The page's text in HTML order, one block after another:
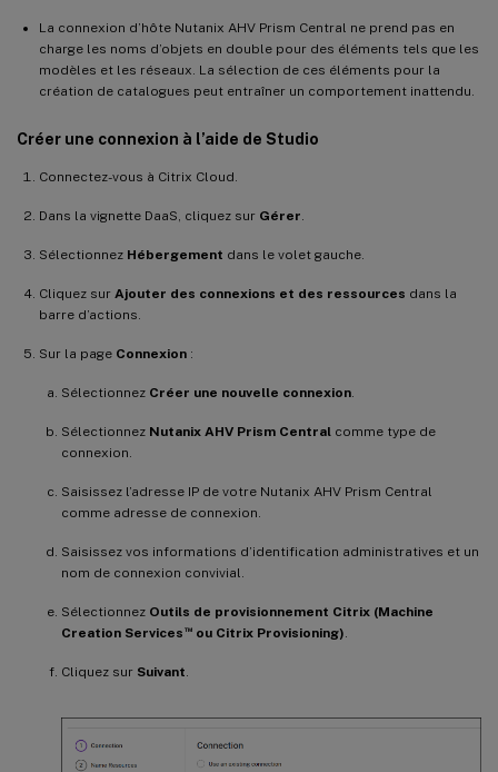
La connexion d’hôte Nutanix AHV Prism Central ne prend pas en
charge les noms d’objets en double pour des éléments tels que les
modèles et les réseaux. La sélection de ces éléments pour la
création de catalogues peut entraîner un comportement inattendu.
Créer une connexion à l’aide de Studio
Connectez-vous à Citrix Cloud.
Dans la vignette DaaS, cliquez sur Gérer
Sélectionnez Hébergement dans le volet gauche.
Cliquez sur Ajouter des connexions et des ressources dans la
barre d’actions.
Sur la page Connexion :
Sélectionnez Créer une nouvelle connexion
Sélectionnez Nutanix AHV Prism Central comme type de
connexion.
Saisissez l’adresse IP de votre Nutanix AHV Prism Central
comme adresse de connexion.
Saisissez vos informations d’identification administratives et un
nom de connexion convivial.
Sélectionnez Outils de provisionnement Citrix (Machine
Creation Services ™ou Citrix Provisioning)
Cliquez sur Suivant